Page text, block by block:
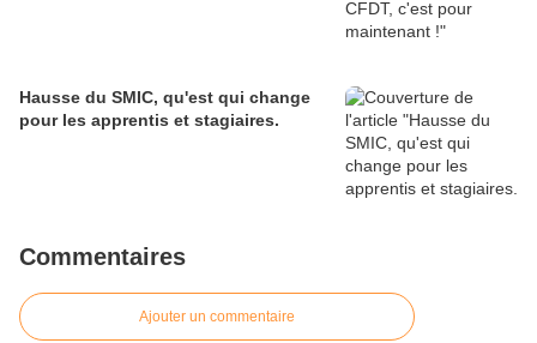
Hausse du SMIC, qu'est qui change
pour les apprentis et stagiaires.
Commentaires
Ajouter un commentaire